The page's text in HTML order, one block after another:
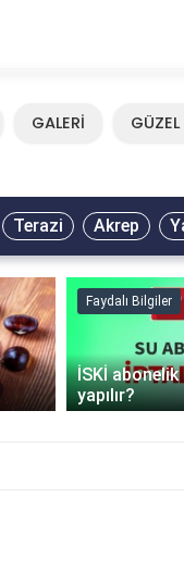
GALERİ GÜZEL
Terazi Akrep
Faydalı Bilgiler
İSKİ abonelik
yapılır?